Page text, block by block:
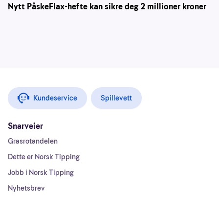
Nytt PåskeFlax-hefte kan sikre deg 2 millioner kroner
Kundeservice Spillevett
Snarveier
Grasrotandelen
Dette er Norsk Tipping
Jobb i Norsk Tipping
Nyhetsbrev